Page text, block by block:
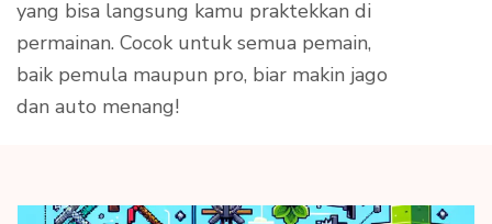
yang bisa langsung kamu praktekkan di
permainan. Cocok untuk semua pemain,
baik pemula maupun pro, biar makin jago
dan auto menang!